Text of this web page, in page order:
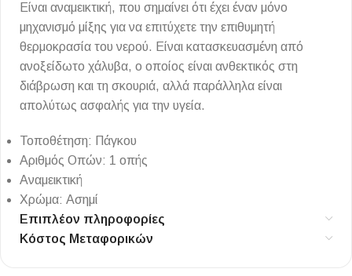
Είναι αναμεικτική, που σημαίνει ότι έχει έναν μόνο
μηχανισμό μίξης για να επιτύχετε την επιθυμητή
θερμοκρασία του νερού. Είναι κατασκευασμένη από
ανοξείδωτο χάλυβα, ο οποίος είναι ανθεκτικός στη
διάβρωση και τη σκουριά, αλλά παράλληλα είναι
απολύτως ασφαλής για την υγεία.
Τοποθέτηση: Πάγκου
Αριθμός Οπών: 1 οπής
Αναμεικτική
Χρώμα: Ασημί
Επιπλέον πληροφορίες
Κόστος Μεταφορικών